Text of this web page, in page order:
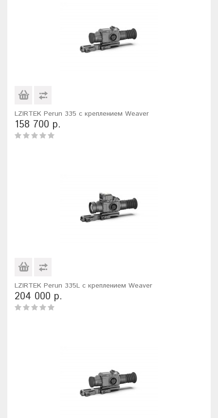
LZIRTEK Perun 335 с креплением Weaver
158 700 р.
LZIRTEK Perun 335L с креплением Weaver
204 000 р.